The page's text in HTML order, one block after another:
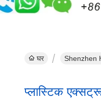
घर Shenzhen
प्लास्टिक